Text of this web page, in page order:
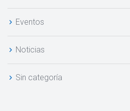
Evento
Noticia
Sin categoría